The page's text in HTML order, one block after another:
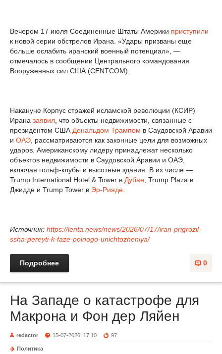
Вечером 17 июля Соединенные Штаты Америки приступили
к новой серии обстрелов Ирана. «Удары призваны еще
больше ослабить иранский военный потенциал», —
отмечалось в сообщении Центрального командования
Вооруженных сил США (CENTCOM).
Накануне Корпус стражей исламской революции (КСИР)
Ирана заявил , что объекты недвижимости, связанные с
президентом США Дональдом Трампом в Саудовской Аравии
и ОАЭ , рассматриваются как законные цели для возможных
ударов. Американскому лидеру принадлежат несколько
объектов недвижимости в Саудовской Аравии и ОАЭ,
включая гольф-клубы и высотные здания. В их числе —
Trump International Hotel & Tower в Дубае , Trump Plaza в
Джидде и Trump Tower в Эр-Рияде
Источник: https://lenta.news/news/2026/07/17/iran-prigrozil-
ssha-pereyti-k-faze-polnogo-unichtozheniya/
0
Подробнее
На Западе о катастрофе для
Макрона и Фон дер Ляйен
redactor 15-07-2026, 17:10 97
Политика